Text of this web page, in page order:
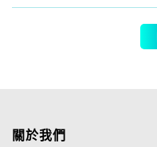
關於我們